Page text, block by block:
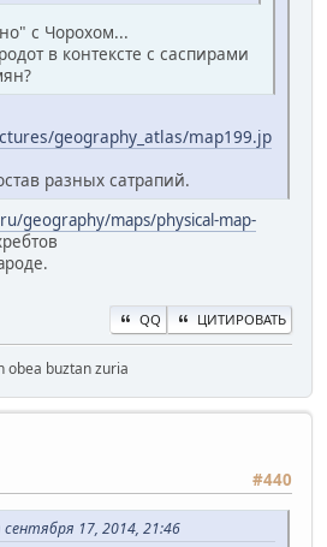
с Чорохом...
в контексте с саспирами
geography_atlas/map199.jp
разных сатрапий.
geography/maps/physical-map-
QQ ЦИТИРОВАТЬ
obea buztan zuria
#440
17, 2014, 21:46